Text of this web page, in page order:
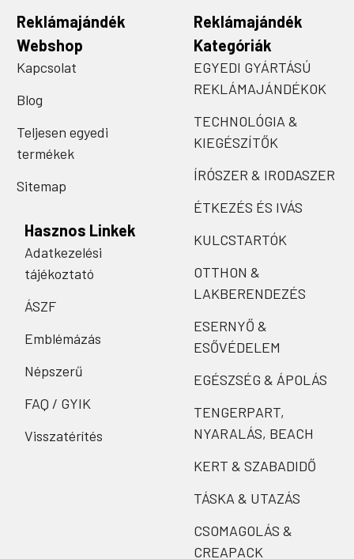
Reklámajándék
Webshop
Kapcsolat
Blog
Teljesen egyedi
termékek
Sitemap
Hasznos Linkek
Adatkezelési
tájékoztató
ÁSZF
Emblémázás
Népszerű
FAQ / GYIK
Visszatérítés
Reklámajándék
Kategóriák
EGYEDI GYÁRTÁSÚ
REKLÁMAJÁNDÉKOK
TECHNOLÓGIA &
KIEGÉSZÍTŐK
ÍRÓSZER & IRODASZER
ÉTKEZÉS ÉS IVÁS
KULCSTARTÓK
OTTHON &
LAKBERENDEZÉS
ESERNYŐ &
ESŐVÉDELEM
EGÉSZSÉG & ÁPOLÁS
TENGERPART,
NYARALÁS, BEACH
KERT & SZABADIDŐ
TÁSKA & UTAZÁS
CSOMAGOLÁS &
CREAPACK